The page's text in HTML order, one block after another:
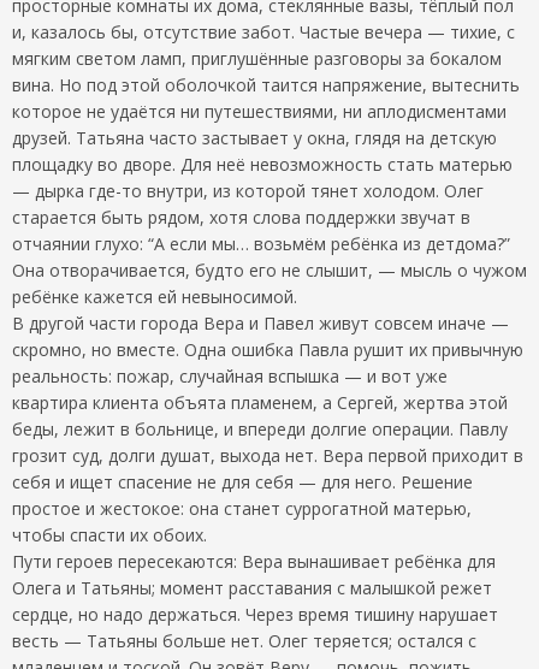
просторные комнаты их дома, стеклянные вазы, тёплый пол
и, казалось бы, отсутствие забот. Частые вечера — тихие, с
мягким светом ламп, приглушённые разговоры за бокалом
вина. Но под этой оболочкой таится напряжение, вытеснить
которое не удаётся ни путешествиями, ни аплодисментами
друзей. Татьяна часто застывает у окна, глядя на детскую
площадку во дворе. Для неё невозможность стать матерью
— дырка где-то внутри, из которой тянет холодом. Олег
старается быть рядом, хотя слова поддержки звучат в
отчаянии глухо: “А если мы… возьмём ребёнка из детдома?”
Она отворачивается, будто его не слышит, — мысль о чужом
ребёнке кажется ей невыносимой.
В другой части города Вера и Павел живут совсем иначе —
скромно, но вместе. Одна ошибка Павла рушит их привычную
реальность: пожар, случайная вспышка — и вот уже
квартира клиента объята пламенем, а Сергей, жертва этой
беды, лежит в больнице, и впереди долгие операции. Павлу
грозит суд, долги душат, выхода нет. Вера первой приходит в
себя и ищет спасение не для себя — для него. Решение
простое и жестокое: она станет суррогатной матерью,
чтобы спасти их обоих.
Пути героев пересекаются: Вера вынашивает ребёнка для
Олега и Татьяны; момент расставания с малышкой режет
сердце, но надо держаться. Через время тишину нарушает
весть — Татьяны больше нет. Олег теряется; остался с